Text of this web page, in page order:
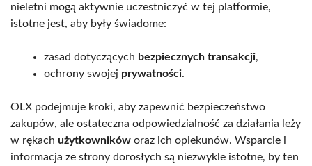
nieletni mogą aktywnie uczestniczyć w tej platformie,
istotne jest, aby były świadome:
zasad dotyczących bezpiecznych transakcji,
ochrony swojej prywatności.
OLX podejmuje kroki, aby zapewnić bezpieczeństwo
zakupów, ale ostateczna odpowiedzialność za działania leży
w rękach użytkowników oraz ich opiekunów. Wsparcie i
informacja ze strony dorosłych są niezwykle istotne, by ten